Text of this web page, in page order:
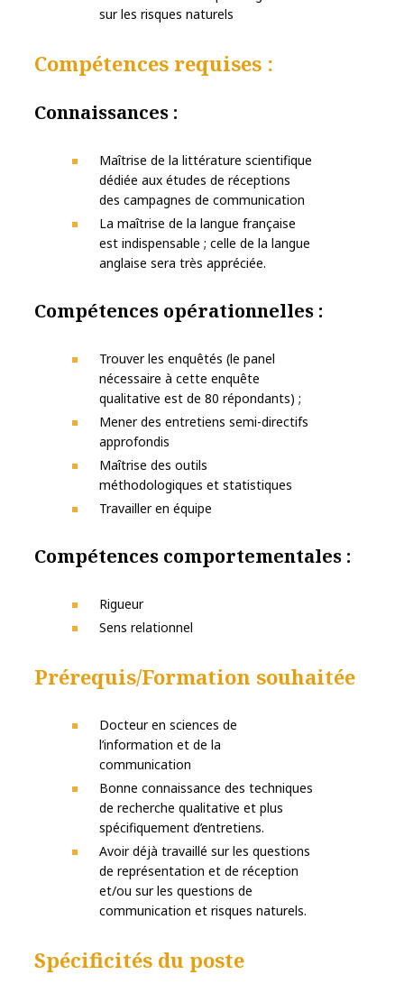
sur les risques naturels
Compétences requises :
Connaissances :
Maîtrise de la littérature scientifique
dédiée aux études de réceptions
des campagnes de communication
La maîtrise de la langue française
est indispensable ; celle de la langue
anglaise sera très appréciée.
Compétences opérationnelles :
Trouver les enquêtés (le panel
nécessaire à cette enquête
qualitative est de 80 répondants) ;
Mener des entretiens semi-directifs
approfondis
Maîtrise des outils
méthodologiques et statistiques
Travailler en équipe
Compétences comportementales :
Rigueur
Sens relationnel
Prérequis/Formation souhaitée
Docteur en sciences de
l’information et de la
communication
Bonne connaissance des techniques
de recherche qualitative et plus
spécifiquement d’entretiens.
Avoir déjà travaillé sur les questions
de représentation et de réception
et/ou sur les questions de
communication et risques naturels.
Spécificités du poste